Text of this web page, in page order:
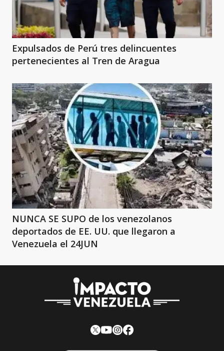
Expulsados de Perú tres delincuentes
pertenecientes al Tren de Aragua
NUNCA SE SUPO de los venezolanos
deportados de EE. UU. que llegaron a
Venezuela el 24JUN